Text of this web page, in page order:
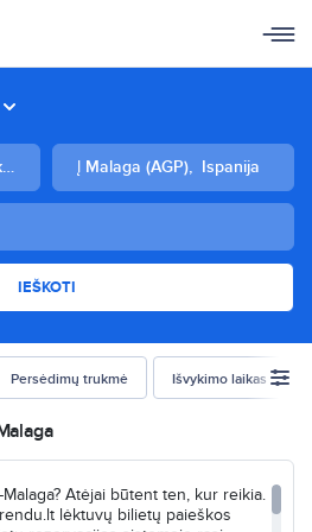
Į Malaga (AGP), Ispanija
IEŠKOTI
Persėdimų trukmė Išvykimo laikas
Atėjai būtent ten, kur reikia.
lėktuvų bilietų paieškos